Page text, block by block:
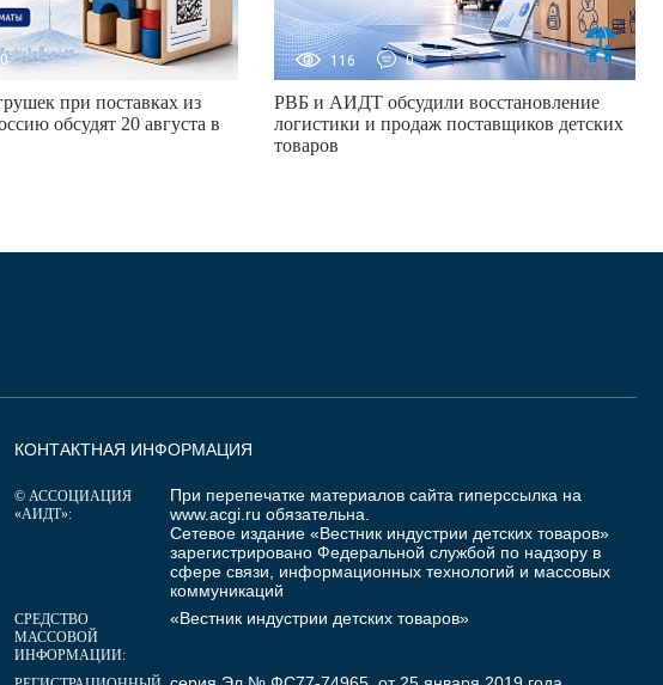
0
при поставках из
обсудят 20 августа в
116 0
РВБ и АИДТ обсудили восстановление
логистики и продаж поставщиков детских
товаров
КОНТАКТНАЯ ИНФОРМАЦИЯ
© АССОЦИАЦИЯ
«АИДТ»:
При перепечатке материалов сайта гиперссылка на
www.acgi.ru обязательна.
Сетевое издание «Вестник индустрии детских товаров»
зарегистрировано Федеральной службой по надзору в
сфере связи, информационных технологий и массовых
коммуникаций
СРЕДСТВО
МАССОВОЙ
ИНФОРМАЦИИ:
«Вестник индустрии детских товаров»